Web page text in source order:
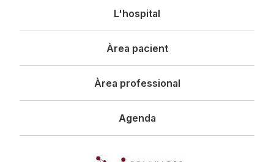
principal
L'hospital
Àrea pacient
Àrea professional
Agenda